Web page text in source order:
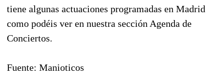
tiene algunas actuaciones programadas en Madrid
como podéis ver en nuestra sección Agenda de
Conciertos.
Fuente: Manioticos